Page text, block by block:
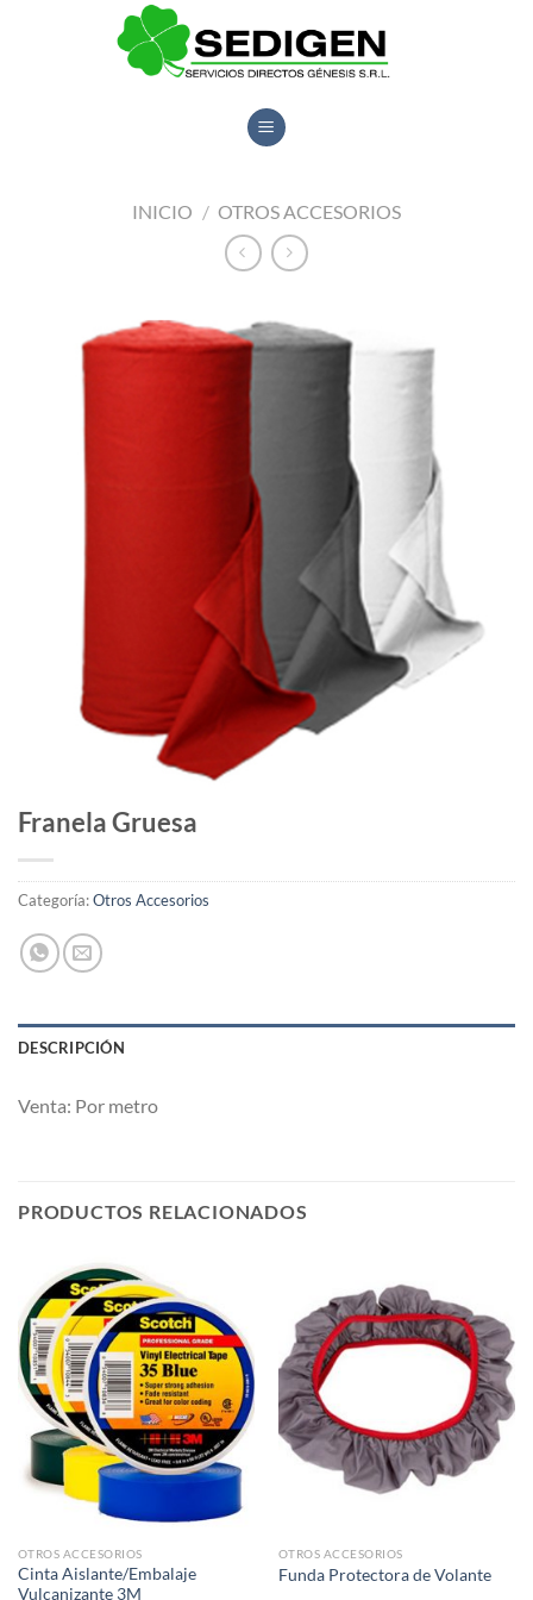
INICIO / OTROS ACCESORIOS
Franela Gruesa
Categoría:Otros Accesorios
DESCRIPCIÓN
Venta: Por metro
PRODUCTOS RELACIONADOS
OTROS ACCESORIOS
Cinta Aislante/Embalaje
Vulcanizante 3M
OTROS ACCESORIOS
Funda Protectora de Volante